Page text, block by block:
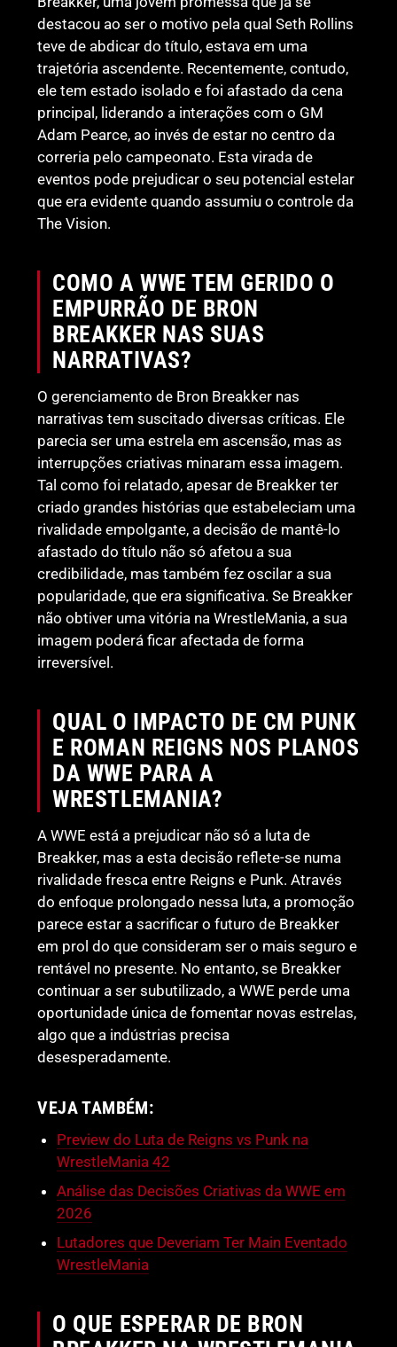
destacou ao ser o motivo pela qual Seth Rollins
teve de abdicar do título, estava em uma
trajetória ascendente. Recentemente, contudo,
ele tem estado isolado e foi afastado da cena
principal, liderando a interações com o GM
Adam Pearce, ao invés de estar no centro da
correria pelo campeonato. Esta virada de
eventos pode prejudicar o seu potencial estelar
que era evidente quando assumiu o controle da
The Vision.
COMO A WWE TEM GERIDO O
EMPURRÃO DE BRON
BREAKKER NAS SUAS
NARRATIVAS?
O gerenciamento de Bron Breakker nas
narrativas tem suscitado diversas críticas. Ele
parecia ser uma estrela em ascensão, mas as
interrupções criativas minaram essa imagem.
Tal como foi relatado, apesar de Breakker ter
criado grandes histórias que estabeleciam uma
rivalidade empolgante, a decisão de mantê-lo
afastado do título não só afetou a sua
credibilidade, mas também fez oscilar a sua
popularidade, que era significativa. Se Breakker
não obtiver uma vitória na WrestleMania, a sua
imagem poderá ficar afectada de forma
irreversível.
QUAL O IMPACTO DE CM PUNK
E ROMAN REIGNS NOS PLANOS
DA WWE PARA A
WRESTLEMANIA?
A WWE está a prejudicar não só a luta de
Breakker, mas a esta decisão reflete-se numa
rivalidade fresca entre Reigns e Punk. Através
do enfoque prolongado nessa luta, a promoção
parece estar a sacrificar o futuro de Breakker
em prol do que consideram ser o mais seguro e
rentável no presente. No entanto, se Breakker
continuar a ser subutilizado, a WWE perde uma
oportunidade única de fomentar novas estrelas,
algo que a indústrias precisa
desesperadamente.
VEJA TAMBÉM:
Preview do Luta de Reigns vs Punk na
WrestleMania 42
Análise das Decisões Criativas da WWE em
2026
Lutadores que Deveriam Ter Main Eventado
WrestleMania
O QUE ESPERAR DE BRON